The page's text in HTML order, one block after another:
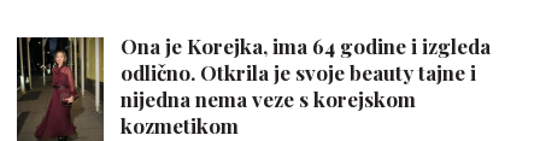
Ona je Korejka, ima 64 godine i izgleda
odlično. Otkrila je svoje beauty tajne i
nijedna nema veze s korejskom
kozmetikom